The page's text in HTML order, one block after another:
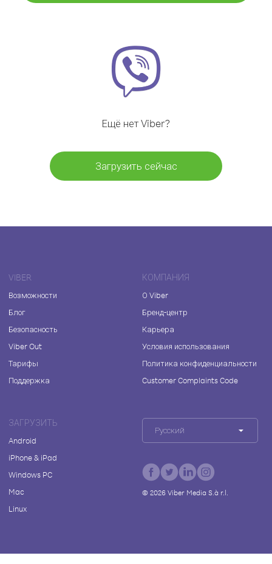
Ещё нет Viber?
Загрузить сейчас
VIBER
Возможности
Блог
Безопасность
Viber Out
Тарифы
Поддержка
КОМПАНИЯ
О Viber
Бренд-центр
Карьера
Условия использования
Политика конфиденциальности
Customer Complaints Code
ЗАГРУЗИТЬ
Android
iPhone & iPad
Windows PC
Mac
Linux
Русский
© 2026Viber Media S.à r.l.